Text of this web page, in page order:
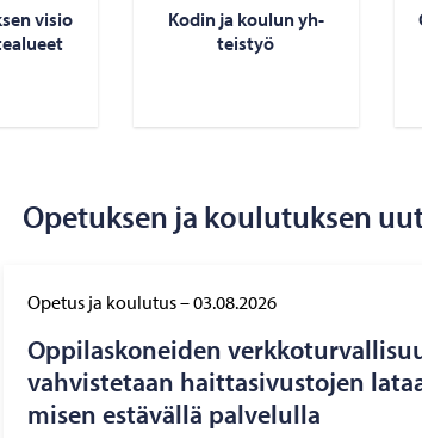
visio
Kodin ja kou­lun yh­
teis­työ
Opetuksen ja koulutuksen
Opetus ja koulutus–03.08.2026
Op­pi­las­ko­nei­den
vah­vis­te­taan hait­ta­si­vus­to­jen
mi­sen es­tä­väl­lä pal­ve­lul­la